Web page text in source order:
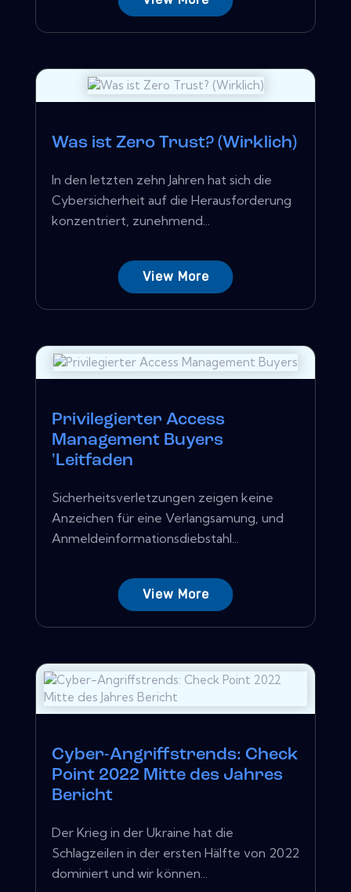
Was ist Zero Trust? (Wirklich)
In den letzten zehn Jahren hat sich die
Cybersicherheit auf die Herausforderung
konzentriert, zunehmend...
View More
Privilegierter Access
Management Buyers
'Leitfaden
Sicherheitsverletzungen zeigen keine
Anzeichen für eine Verlangsamung, und
Anmeldeinformationsdiebstahl...
View More
Cyber-Angriffstrends: Check
Point 2022 Mitte des Jahres
Bericht
Der Krieg in der Ukraine hat die
Schlagzeilen in der ersten Hälfte von 2022
dominiert und wir können...